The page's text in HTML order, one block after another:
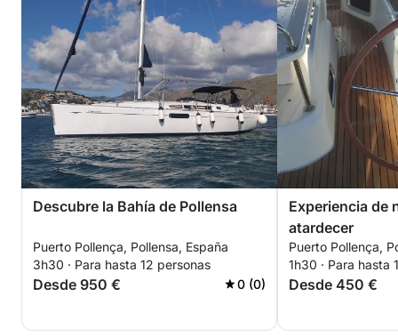
Descubre la Bahía de Pollensa
Puerto Pollença, Pollensa, España
3h30 · Para hasta 12 personas
Desde 950 € 0 (0)
Experiencia de
atardecer
Puerto Pollença,
1h30 · Para hasta
Desde 450 €